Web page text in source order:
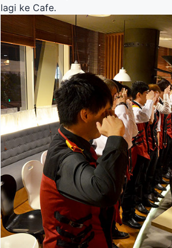
lagi ke Cafe.